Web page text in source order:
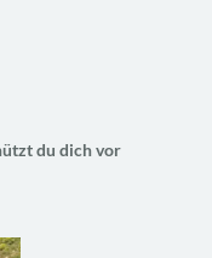
du dich vor